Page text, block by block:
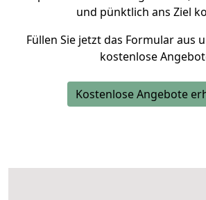
und pünktlich ans Ziel
Füllen Sie jetzt das Formular aus
kostenlose
Kostenlose Angebote